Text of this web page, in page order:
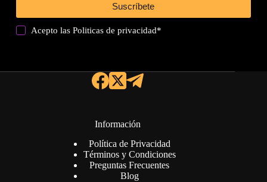
Suscríbete
Acepto lasPoliticas de privacidad*
Información
Política de Privacidad
Términos y Condiciones
Preguntas Frecuentes
Blog